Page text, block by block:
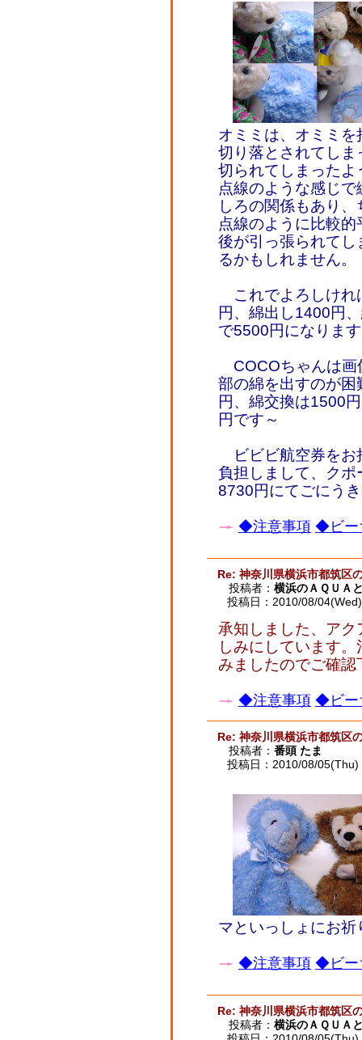
オミミは、オミミ
切り落とされてし
切られてしまった
点線のような感じ
しろの関係もあり
点線のように比較
後が引っ張られて
るかもしれません。
これでよろしけれ
円、綿出し1400円
で5500円になりま
COCOちゃんは画
部の綿を出すのが
円、綿交換は1500
円です～
ビビビ航空券をお
負担しまして、ク
8730円にてごにう
◆注意事項 ◆ビー
Re: 神奈川県横浜市都筑区
投稿者： 横浜のＡＱＵＡ
投稿日：2010/08/
承知しました、ア
しみにしています
みましたのでご確認
◆注意事項 ◆ビー
Re: 神奈川県横浜市都筑区
投稿者： 番頭 たま
投稿日：2010/08/
マといっしょにお祈
◆注意事項 ◆ビー
Re: 神奈川県横浜市都筑区
投稿者： 横浜のＡＱＵＡ